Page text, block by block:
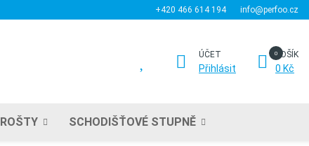
+420 466 614 194 info@perfoo.cz
ÚČET
Přihlásit
KOŠÍK
0 Kč
ROŠTY SCHODIŠŤOVÉ STUPNĚ